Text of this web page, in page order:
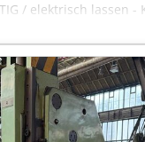
/ elektrisch lassen
Schneider type
- Vermogen max. 4